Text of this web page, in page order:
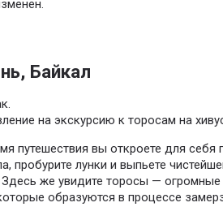
Байкал
на экскурсию к торосам на
путешествия вы откроете для себя
пробурите лунки и выпьете
Здесь же увидите торосы —
образуются в процессе